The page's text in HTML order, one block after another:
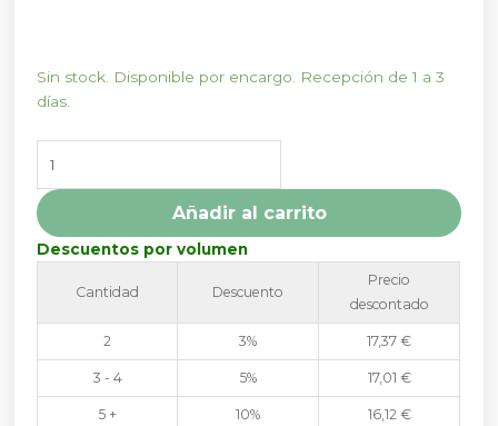
19,90 €.17,91 €.
Sin stock. Disponible por encargo. Recepción de 1 a 3
días.
SAVIA
KOMBUCHA
TONGIL
cantidad
Añadir al carrito
Descuentos por volumen
Cantidad Descuento
Precio
descontado
2 3% 17,37€
3 - 4 5% 17,01 €
5 + 10% 16,12 €